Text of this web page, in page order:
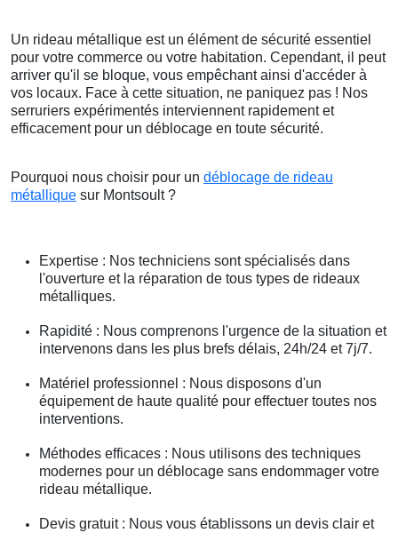
Un rideau métallique est un élément de sécurité essentiel
pour votre commerce ou votre habitation. Cependant, il peut
arriver qu'il se bloque, vous empêchant ainsi d'accéder à
vos locaux. Face à cette situation, ne paniquez pas ! Nos
serruriers expérimentés interviennent rapidement et
efficacement pour un déblocage en toute sécurité.
Pourquoi nous choisir pour un déblocage de rideau
métallique sur Montsoult ?
Expertise : Nos techniciens sont spécialisés dans
l'ouverture et la réparation de tous types de rideaux
métalliques.
Rapidité : Nous comprenons l'urgence de la situation et
intervenons dans les plus brefs délais, 24h/24 et 7j/7.
Matériel professionnel : Nous disposons d'un
équipement de haute qualité pour effectuer toutes nos
interventions.
Méthodes efficaces : Nous utilisons des techniques
modernes pour un déblocage sans endommager votre
rideau métallique.
Devis gratuit : Nous vous établissons un devis clair et